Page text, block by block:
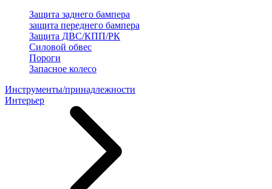
Защита заднего бампера
защита переднего бампера
Защита ДВС/КПП/РК
Силовой обвес
Пороги
Запасное колесо
Инструменты/принадлежности
Интерьер